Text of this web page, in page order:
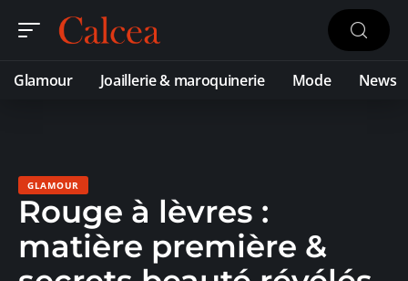
Glamour Joaillerie & maroquinerie Mode News
GLAMOUR
Rouge à lèvres :
matière première &